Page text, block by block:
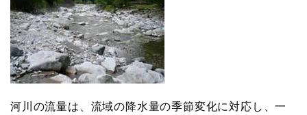
河川の流量は、流域の降水量の季節変化に対応し、一